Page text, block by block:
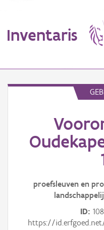
Inventaris
Aanduidingsobject
proefsleuven en
ID
https://